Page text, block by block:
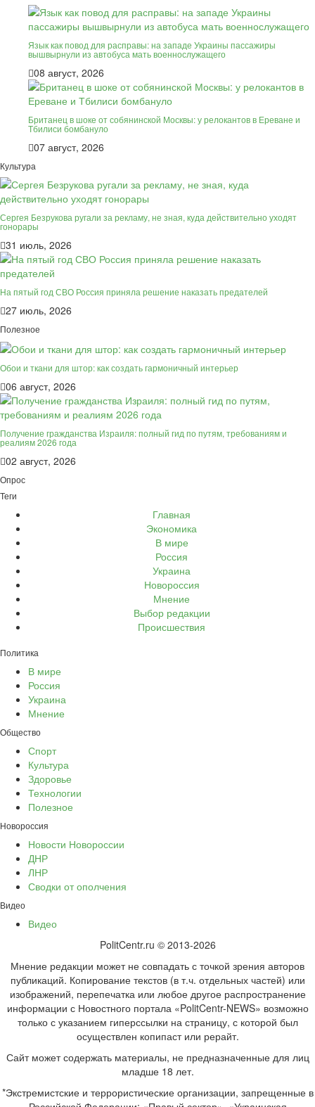
Язык как повод для расправы: на западе Украины пассажиры
вышвырнули из автобуса мать военнослужащего
08 август, 2026
Британец в шоке от собянинской Москвы: у релокантов в Ереване и
Тбилиси бомбануло
07 август, 2026
Культура
Сергея Безрукова ругали за рекламу, не зная, куда действительно уходят
гонорары
31 июль, 2026
На пятый год СВО Россия приняла решение наказать предателей
27 июль, 2026
Полезное
Обои и ткани для штор: как создать гармоничный интерьер
06 август, 2026
Получение гражданства Израиля: полный гид по путям, требованиям и
реалиям 2026 года
02 август, 2026
Опрос
Теги
Главная
Экономика
В мире
Россия
Украина
Новороссия
Мнение
Выбор редакции
Происшествия
Политика
В мире
Россия
Украина
Мнение
Общество
Спорт
Культура
Здоровье
Технологии
Полезное
Новороссия
Новости Новороссии
ДНР
ЛНР
Сводки от ополчения
Видео
Видео
PolitCentr.ru © 2013-2026
Мнение редакции может не совпадать с точкой зрения авторов
публикаций. Копирование текстов (в т.ч. отдельных частей) или
изображений, перепечатка или любое другое распространение
информации с Новостного портала «PolitCentr-NEWS» возможно
только с указанием гиперссылки на страницу, с которой был
осуществлен копипаст или рерайт.
Сайт может содержать материалы, не предназначенные для лиц
младше 18 лет.
*Экстремистские и террористические организации, запрещенные в